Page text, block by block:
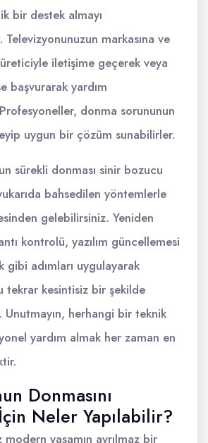
bir destek almayı
markasına ve
iletişime geçerek veya
başvurarak yardım
donma sorununun
uygun bir çözüm sunabilirler.
sürekli donması sinir bozucu
bahsedilen yöntemlerle
gelebilirsiniz. Yeniden
kontrolü, yazılım güncellemesi
gibi adımları uygulayarak
tekrar kesintisiz bir şekilde
Unutmayın, herhangi bir teknik
yardım almak her zaman en
Donmasını
Neler Yapılabilir?
modern yaşamın ayrılmaz bir